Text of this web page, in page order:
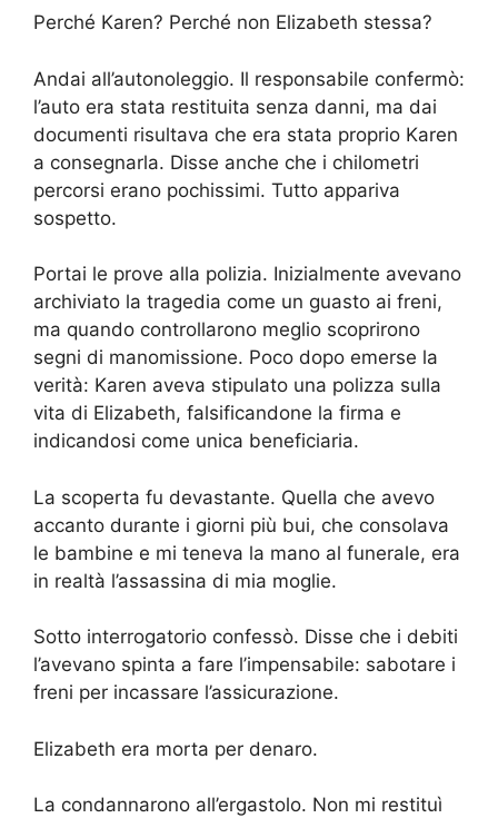
Perché Karen? Perché non Elizabeth stessa?
Andai all’autonoleggio. Il responsabile confermò:
l’auto era stata restituita senza danni, ma dai
documenti risultava che era stata proprio Karen
a consegnarla. Disse anche che i chilometri
percorsi erano pochissimi. Tutto appariva
sospetto.
Portai le prove alla polizia. Inizialmente avevano
archiviato la tragedia come un guasto ai freni,
ma quando controllarono meglio scoprirono
segni di manomissione. Poco dopo emerse la
verità: Karen aveva stipulato una polizza sulla
vita di Elizabeth, falsificandone la firma e
indicandosi come unica beneficiaria.
La scoperta fu devastante. Quella che avevo
accanto durante i giorni più bui, che consolava
le bambine e mi teneva la mano al funerale, era
in realtà l’assassina di mia moglie.
Sotto interrogatorio confessò. Disse che i debiti
l’avevano spinta a fare l’impensabile: sabotare i
freni per incassare l’assicurazione.
Elizabeth era morta per denaro.
La condannarono all’ergastolo. Non mi restituì